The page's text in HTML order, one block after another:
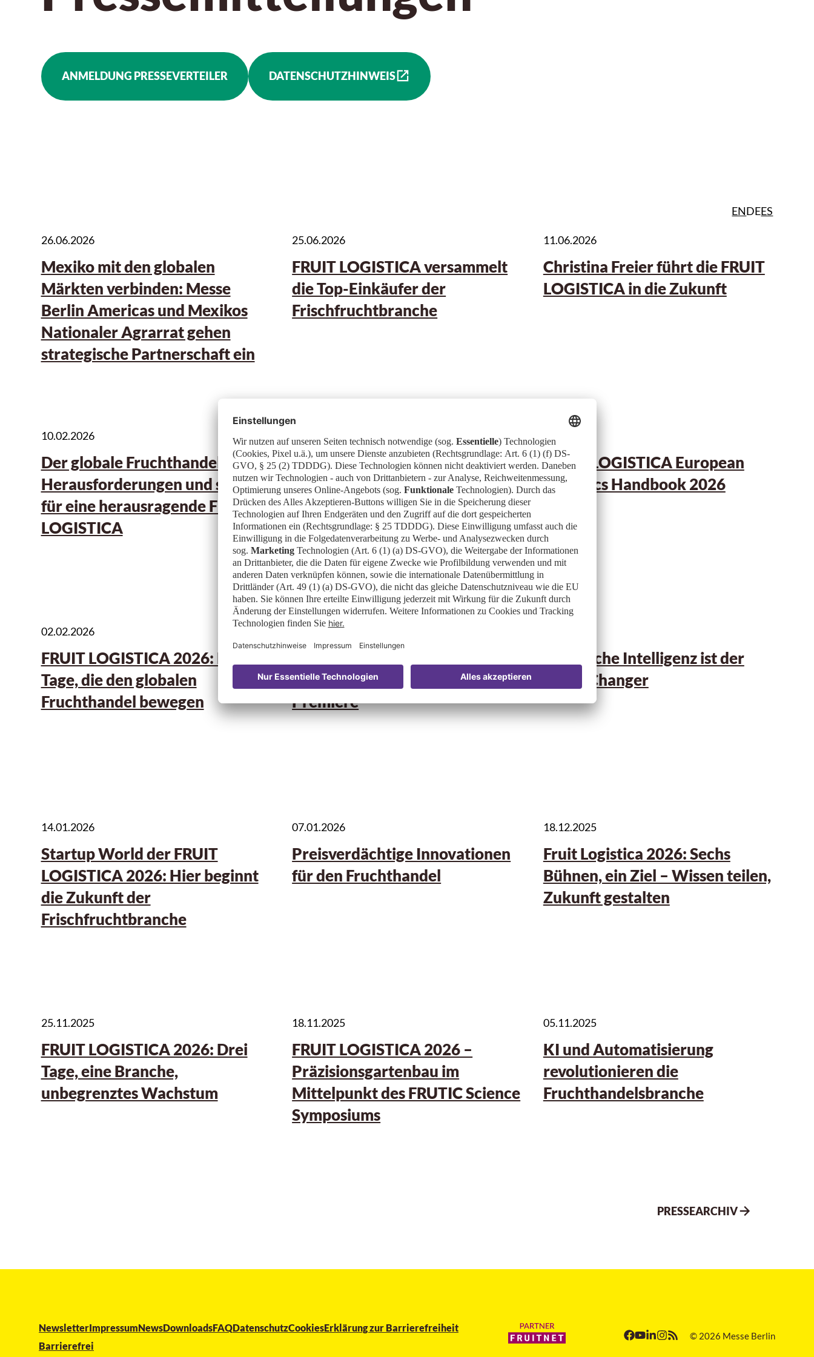
ANMELDUNG PRESSEVERTEILER DATENSCHUTZHINWEIS
ENDEES
26.06.2026
Mexiko mit den globalen
Märkten verbinden: Messe
Berlin Americas und Mexikos
Nationaler Agrarrat gehen
strategische Partnerschaft ein
25.06.2026
FRUIT LOGISTICA versammelt
die Top-Einkäufer der
Frischfruchtbranche
11.06.2026
Christina Freier führt die FRUIT
LOGISTICA in die Zukunft
10.02.2026
Der globale Fruchthandel trotzt
Herausforderungen und sorgt
für eine herausragende FRUIT
LOGISTICA
06.02.2026
FRUIT LOGISTICA Innovation
Award 2026 verliehen
03.02.2026
FRUIT LOGISTICA European
Statistics Handbook 2026
02.02.2026
FRUIT LOGISTICA 2026: Drei
Tage, die den globalen
Fruchthandel bewegen
29.01.2026
Product Showcases feiern
Premiere
Künstliche Intelligenz ist der
Game Changer
14.01.2026
Startup World der FRUIT
LOGISTICA 2026: Hier beginnt
die Zukunft der
Frischfruchtbranche
07.01.2026
Preisverdächtige Innovationen
für den Fruchthandel
18.12.2025
Fruit Logistica 2026: Sechs
Bühnen, ein Ziel – Wissen teilen,
Zukunft gestalten
25.11.2025
FRUIT LOGISTICA 2026: Drei
Tage, eine Branche,
unbegrenztes Wachstum
18.11.2025
FRUIT LOGISTICA 2026 –
Präzisionsgartenbau im
Mittelpunkt des FRUTIC Science
Symposiums
05.11.2025
KI und Automatisierung
revolutionieren die
Fruchthandelsbranche
PRESSEARCHIV
NewsletterImpressumNewsDownloadsFAQDatenschutzCookiesErklärung zur Barrierefreiheit
Barrierefrei
© 2026 Messe Berlin